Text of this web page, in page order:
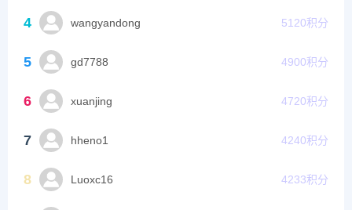
4 wangyandong 5120积分
5 gd7788 4900积分
6 xuanjing 4720积分
7 hheno1 4240积分
8 Luoxc16 4233积分